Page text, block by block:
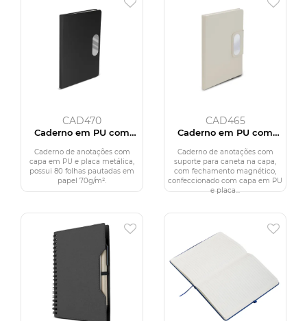
CAD470
Caderno em PU com
Caderno de anotações com
capa em PU e placa metálica,
possui 80 folhas pautadas em
papel 70g/m².
CAD465
Caderno em PU com
Caderno de anotações com
suporte para caneta na capa,
com fechamento magnético,
confeccionado com capa em PU
e placa...